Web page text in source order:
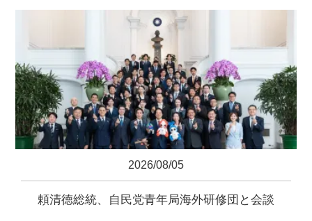
2026/08/05
頼清徳総統、自民党青年局海外研修団と会談